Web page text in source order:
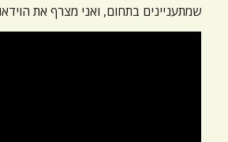
לאפס
את
cached
שמתעניינים בתחום, ואני מצרף את